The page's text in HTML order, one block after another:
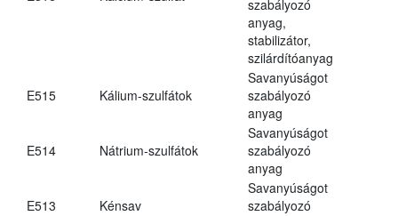
szabályozó
anyag,
stabilizátor,
szilárdítóanyag
E515 Kálium-szulfátok
Savanyúságot
szabályozó
anyag
E514 Nátrium-szulfátok
Savanyúságot
szabályozó
anyag
E513 Kénsav
Savanyúságot
szabályozó